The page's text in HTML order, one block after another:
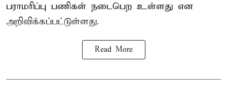
பராமரிப்பு பணிகள் நடைபெற உள்ளது என
அறிவிக்கப்பட்டுள்ளது.
Read More